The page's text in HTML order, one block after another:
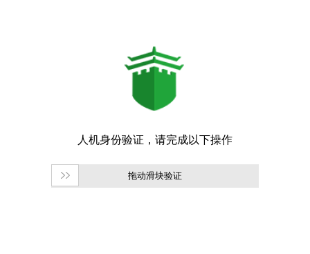
拖动滑块验证